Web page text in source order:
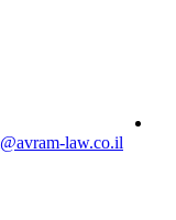
law.co.il